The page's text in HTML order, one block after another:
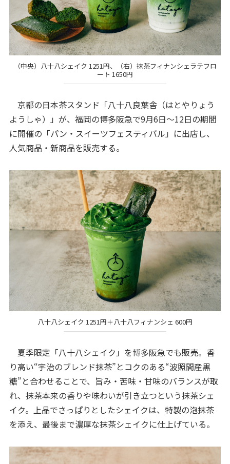
（中央）八十八シェイク 1251円、（右）抹茶フィナンシェラテフロ
ート 1650円
京都の日本茶スタンド「八十八良葉舎（はとやりょう
ようしゃ）」が、福岡の博多阪急で9月6日～12日の期間
に開催の「パン・スイーツフェスティバル」に出店し、
人気商品・新商品を販売する。
八十八シェイク 1251円＋八十八フィナンシェ 600円
夏季限定「八十八シェイク」を博多阪急でも販売。香
り高い“宇治のブレンド抹茶”とコクのある“波照間産黒
糖”と合わせることで、旨み・苦味・甘味のバランスが取
れ、抹茶本来の香りや味わいが引き立つという抹茶シェ
イク。上品でさっぱりとしたシェイクは、特製の泡抹茶
を添え、最後まで濃厚な抹茶シェイクに仕上げている。